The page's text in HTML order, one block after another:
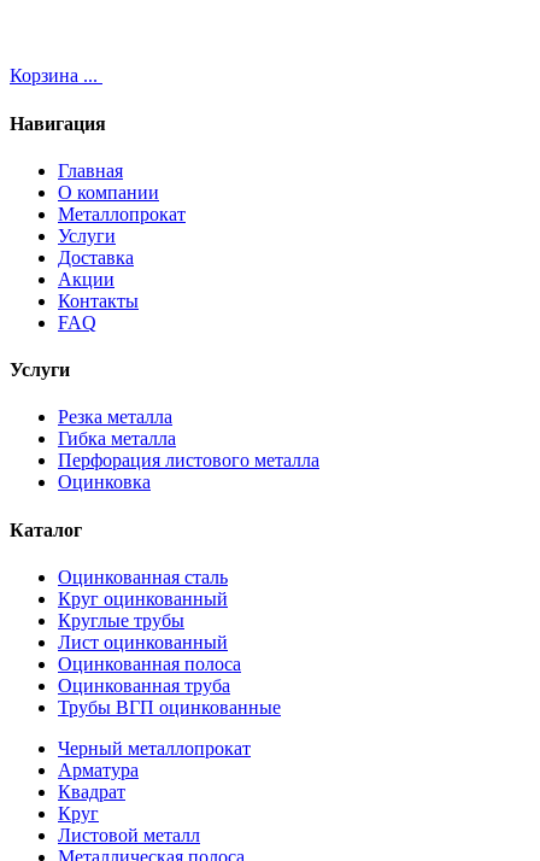
Корзина ...
Навигация
Главная
О компании
Металлопрокат
Услуги
Доставка
Акции
Контакты
FAQ
Услуги
Резка металла
Гибка металла
Перфорация листового металла
Оцинковка
Каталог
Оцинкованная сталь
Круг оцинкованный
Круглые трубы
Лист оцинкованный
Оцинкованная полоса
Оцинкованная труба
Трубы ВГП оцинкованные
Черный металлопрокат
Арматура
Квадрат
Круг
Листовой металл
Металлическая полоса